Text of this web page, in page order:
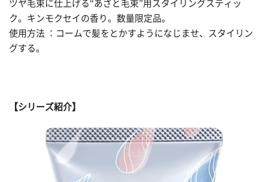
ツヤ毛束に仕上げる“あざと毛束”用スタイリングスティッ
ク。キンモクセイの香り。数量限定品。
使用方法 ：コームで髪をとかすようになじませ、スタイリン
グする。
【シリーズ紹介】